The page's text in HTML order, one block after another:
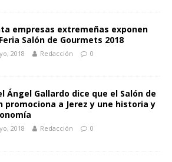
empresas extremeñas exponen
Salón de Gourmets 2018
2018 Redacción 0
Ángel Gallardo dice que el Salón de
promociona a Jerez y une historia y
2018 Redacción 0